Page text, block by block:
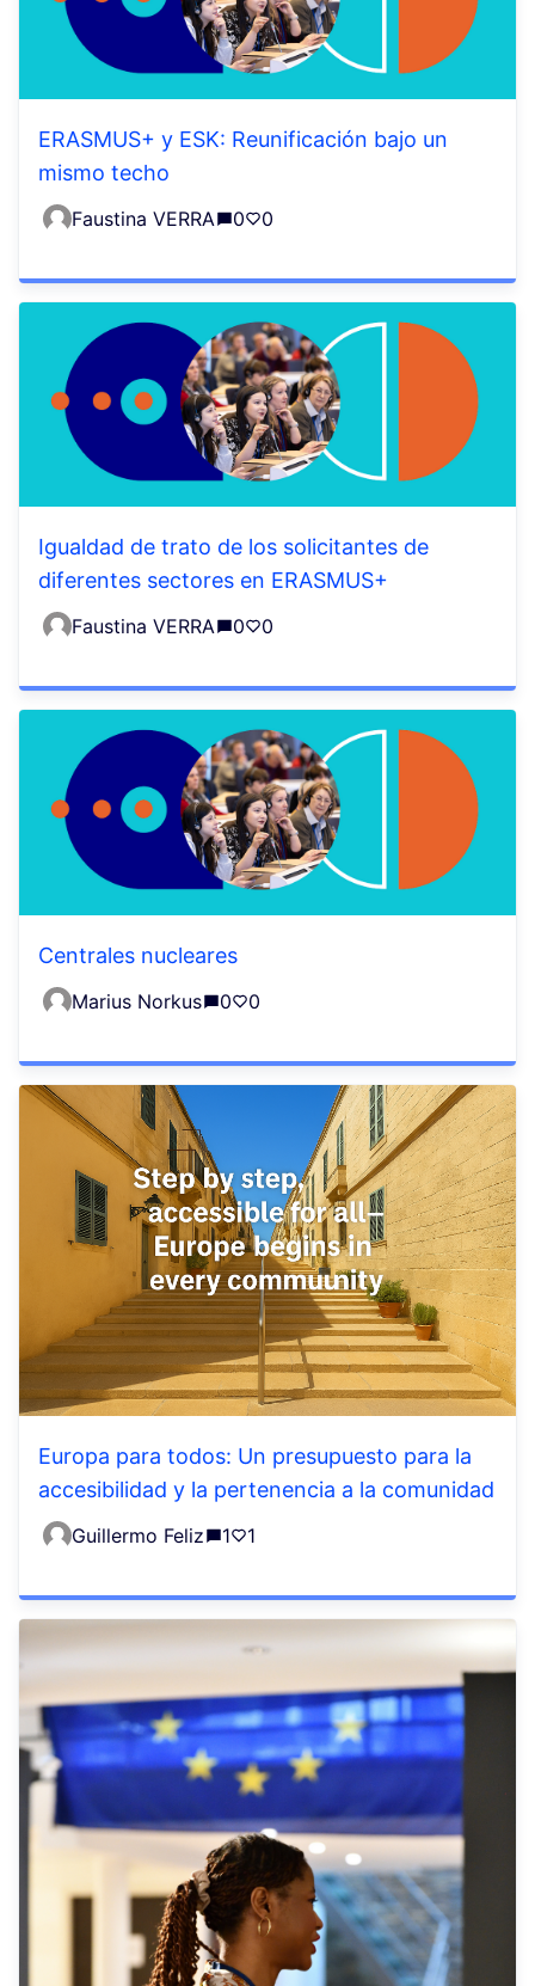
ERASMUS+ y ESK: Reunificación bajo un
mismo techo
Faustina VERRA 0 0
Igualdad de trato de los solicitantes de
diferentes sectores en ERASMUS+
Faustina VERRA 0 0
Centrales nucleares
Marius Norkus 0 0
Europa para todos: Un presupuesto para la
accesibilidad y la pertenencia a la comunidad
Guillermo Feliz 1 1